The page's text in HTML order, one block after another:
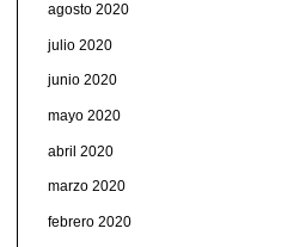
agosto 2020
julio 2020
junio 2020
mayo 2020
abril 2020
marzo 2020
febrero 2020